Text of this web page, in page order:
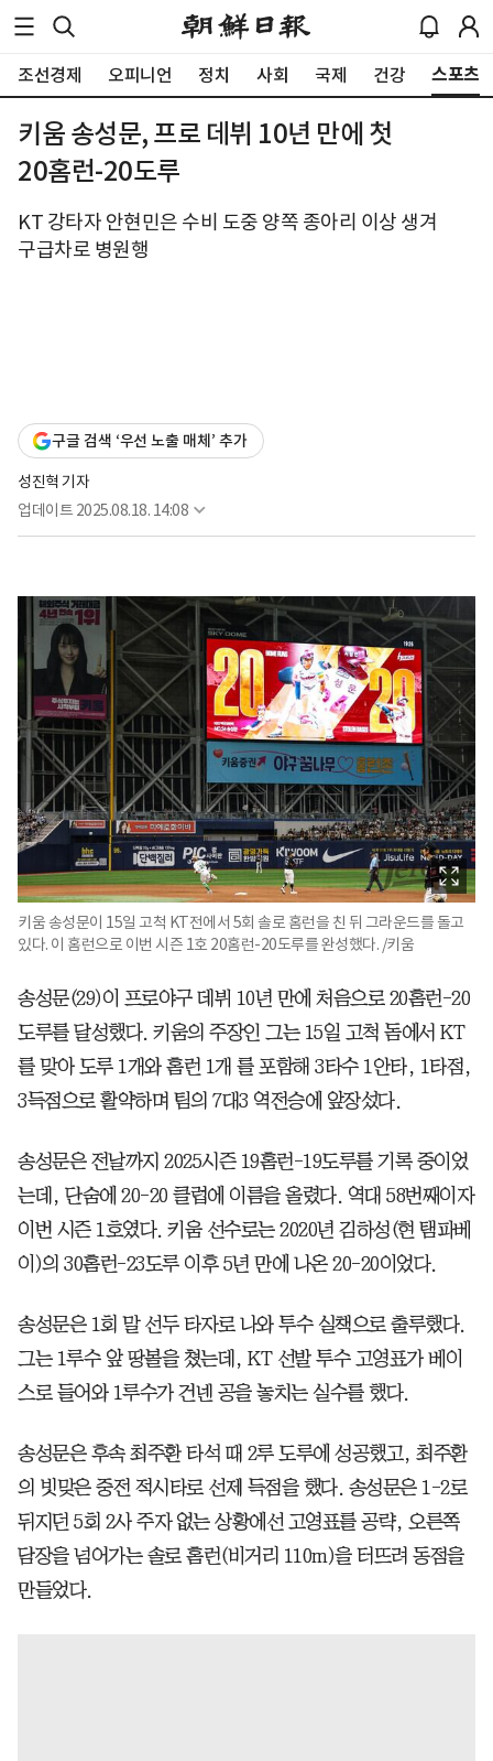
조선경제 오피니언 정치 사회 국제 건강 스포츠
키움 송성문, 프로 데뷔 10년 만에 첫
20홈런-20도루
KT 강타자 안현민은 수비 도중 양쪽 종아리 이상 생겨
구급차로 병원행
구글 검색 ‘우선 노출 매체’ 추가
성진혁 기자
업데이트 2025.08.18. 14:08
키움 송성문이 15일 고척 KT전에서 5회 솔로 홈런을 친 뒤 그라운드를 돌고
있다. 이 홈런으로 이번 시즌 1호 20홈런-20도루를 완성했다. /키움
송성문(29)이 프로야구 데뷔 10년 만에 처음으로 20홈런-20
도루를 달성했다. 키움의 주장인 그는 15일 고척 돔에서 KT
를 맞아 도루 1개와 홈런 1개 를 포함해 3타수 1안타, 1타점,
3득점으로 활약하며 팀의 7대3 역전승에 앞장섰다.
송성문은 전날까지 2025시즌 19홈런-19도루를 기록 중이었
는데, 단숨에 20-20 클럽에 이름을 올렸다. 역대 58번째이자
이번 시즌 1호였다. 키움 선수로는 2020년 김하성(현 탬파베
이)의 30홈런-23도루 이후 5년 만에 나온 20-20이었다.
송성문은 1회 말 선두 타자로 나와 투수 실책으로 출루했다.
그는 1루수 앞 땅볼을 쳤는데, KT 선발 투수 고영표가 베이
스로 들어와 1루수가 건넨 공을 놓치는 실수를 했다.
송성문은 후속 최주환 타석 때 2루 도루에 성공했고, 최주환
의 빗맞은 중전 적시타로 선제 득점을 했다. 송성문은 1-2로
뒤지던 5회 2사 주자 없는 상황에선 고영표를 공략, 오른쪽
담장을 넘어가는 솔로 홈런(비거리 110m)을 터뜨려 동점을
만들었다.